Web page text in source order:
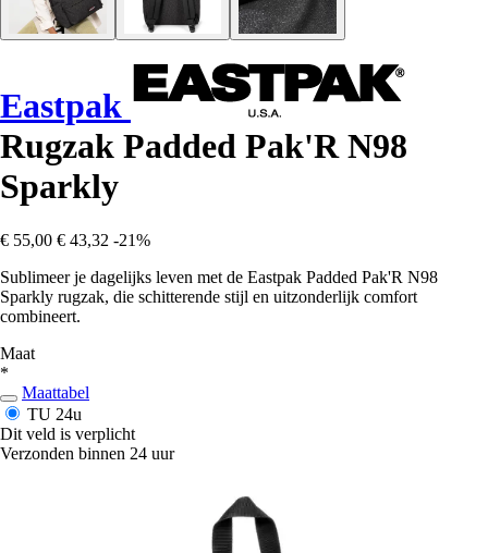
Eastpak
Rugzak Padded Pak'R N98
Sparkly
€ 55,00 € 43,32 -21%
Sublimeer je dagelijks leven met de Eastpak Padded Pak'R N98
Sparkly rugzak, die schitterende stijl en uitzonderlijk comfort
combineert.
Maat
*
Maattabel
TU 24u
Dit veld is verplicht
Verzonden binnen 24 uur